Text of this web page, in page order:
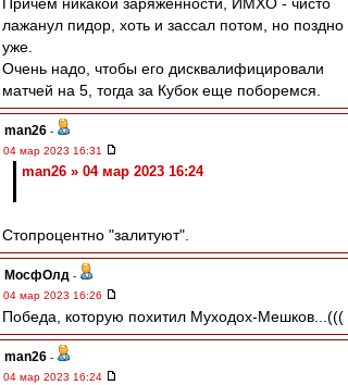
лажанул пидор, хоть и зассал потом, но поздно
уже.
Очень надо, чтобы его дисквалифицировали
матчей на 5, тогда за Кубок еще поборемся.
man26 -
04 мар 2023 16:31
man26 » 04 мар 2023 16:24
Стопроцентно "залитуют".
МосфОлд -
04 мар 2023 16:26
Победа, которую похитил Муходох-Мешков...(((
man26 -
04 мар 2023 16:24